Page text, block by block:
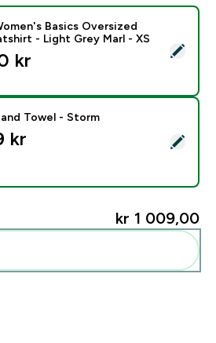
- MP Women's Basics Oversized
Basics Oversized
- Light Grey Marl - XS
kr‎
- MP Hand Towel - Storm
Towel - Storm
kr‎
kr 1 009,00‎